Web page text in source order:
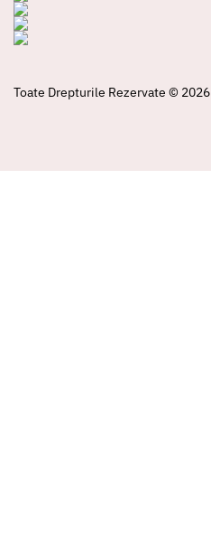
Toate Drepturile Rezervate © 2026